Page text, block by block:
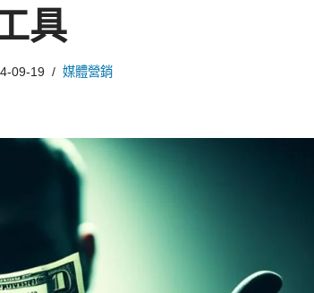
具
09-19 媒體營銷